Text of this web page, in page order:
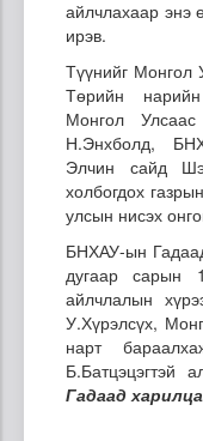
айлчлахаар энэ
ирэв.
Түүнийг
Төрийн
Монгол
Н.Энхболд,
Элчин сайд
холбогдох
улсын нисэх
БНХАУ-ын
дугаар сарын
айлчлалын
У.Хүрэлсүх,
нарт
Б.Батцэцэгтэй
Гадаад